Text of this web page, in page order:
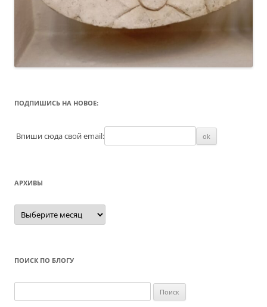
ПОДПИШИСЬ НА НОВОЕ:
Впиши сюда свой email:
АРХИВЫ
Архивы
ПОИСК ПО БЛОГУ